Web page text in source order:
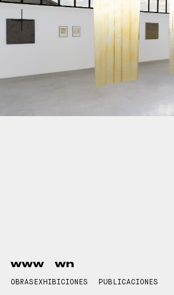
www wn
OBRAS EXHIBICIONES PUBLICACIONES